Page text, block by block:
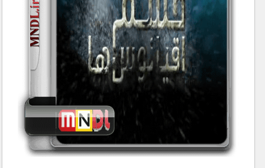
فرهنگ / هنر
گردشگری
ماورایی
مسابقات / ورزشی